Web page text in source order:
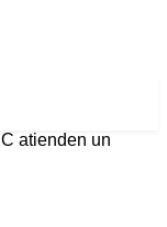
atienden un